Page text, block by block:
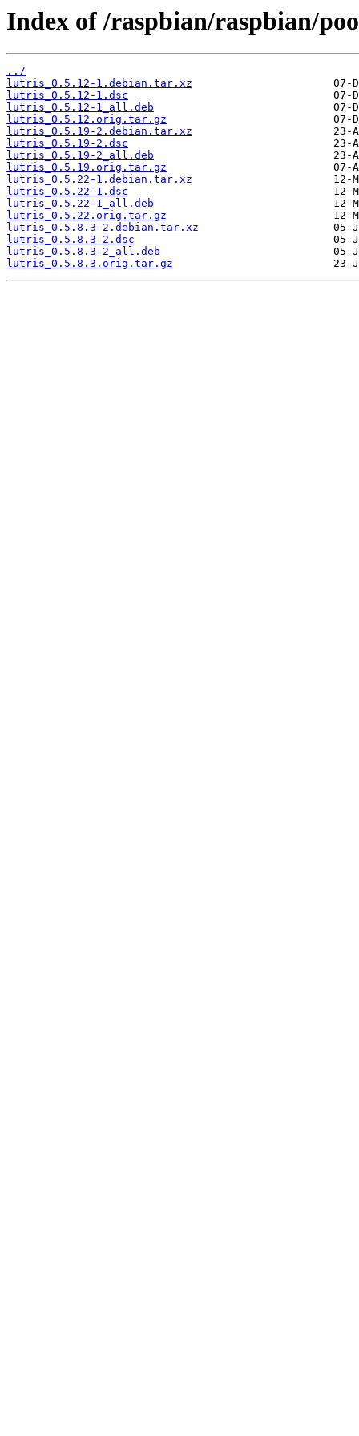
Index of /raspbian/raspbian/
../
lutris_0.5.12-1.debian.tar.xz
lutris_0.5.12-1.dsc
lutris_0.5.12-1_all.deb
lutris_0.5.12.orig.tar.gz
lutris_0.5.19-2.debian.tar.xz
lutris_0.5.19-2.dsc
lutris_0.5.19-2_all.deb
lutris_0.5.19.orig.tar.gz
lutris_0.5.22-1.debian.tar.xz
lutris_0.5.22-1.dsc
lutris_0.5.22-1_all.deb
lutris_0.5.22.orig.tar.gz
lutris_0.5.8.3-2.debian.tar.xz
lutris_0.5.8.3-2.dsc
lutris_0.5.8.3-2_all.deb
lutris_0.5.8.3.orig.tar.gz